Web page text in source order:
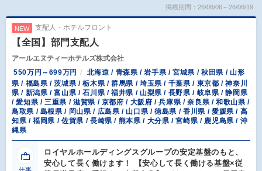
掲載期間：26/08/06～26/08/19
NEW 支配人・ホテルフロント
【全国】部門支配人
アールエヌティーホテルズ株式会社
550万円～699万円
北海道 / 青森県 / 岩手県 / 宮城県 / 秋田県 / 山形
県 / 福島県 / 茨城県 / 栃木県 / 群馬県 / 埼玉県 / 千葉県 / 東京都 / 神奈川
県 / 新潟県 / 富山県 / 石川県 / 福井県 / 山梨県 / 長野県 / 岐阜県 / 静岡県
/ 愛知県 / 三重県 / 滋賀県 / 京都府 / 大阪府 / 兵庫県 / 奈良県 / 和歌山県 /
鳥取県 / 島根県 / 岡山県 / 広島県 / 山口県 / 徳島県 / 香川県 / 愛媛県 / 高
知県 / 福岡県 / 佐賀県 / 長崎県 / 熊本県 / 大分県 / 宮崎県 / 鹿児島県 / 沖
縄県
ロイヤルホールディングスグループの安定基盤のもと、
安心して長く働けます！ 【安心して長く働ける基盤×従